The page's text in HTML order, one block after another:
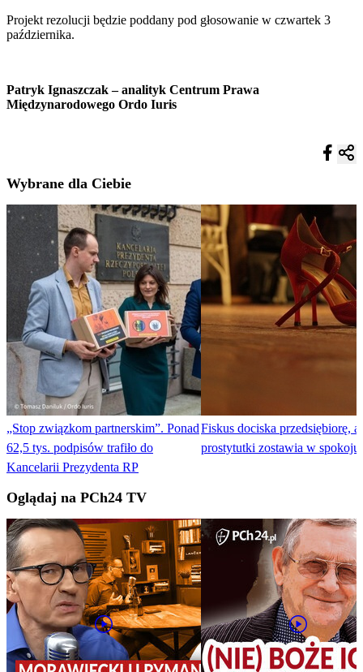
Projekt rezolucji będzie poddany pod głosowanie w czwartek 3
października.
Patryk Ignaszczak – analityk Centrum Prawa
Międzynarodowego Ordo Iuris
Wybrane dla Ciebie
„Stop związkom partnerskim”. Ponad
62,5 tys. podpisów trafiło do
Kancelarii Prezydenta RP
Fiskus dociska przedsiębiorę,
prostytutki zostawia w spokoju
Oglądaj na PCh24 TV